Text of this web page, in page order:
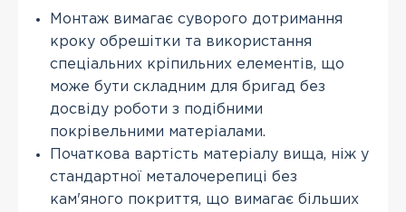
Монтаж вимагає суворого дотримання
кроку обрешітки та використання
спеціальних кріпильних елементів, що
може бути складним для бригад без
досвіду роботи з подібними
покрівельними матеріалами.
Початкова вартість матеріалу вища, ніж у
стандартної металочерепиці без
кам'яного покриття, що вимагає більших